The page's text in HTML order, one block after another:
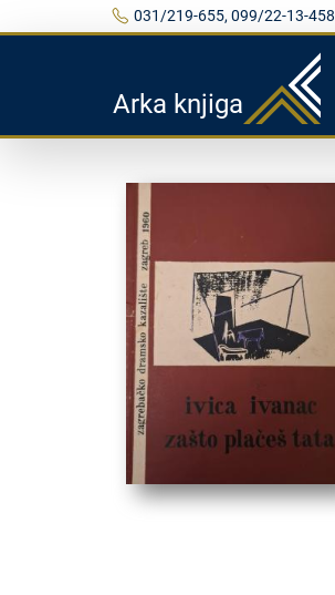
031/219-655, 099/22-13-458
Arka knjiga